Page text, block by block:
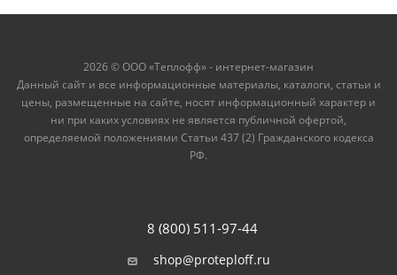
2026 © ООО «Теплофф» - интернет-магазин
Данный сайт и все информационные материалы, каталоги, статьи и
цены, размещенные на сайте, носят информационный характер и
ни при каких условиях не является публичной офертой,
определяемой положениями Статьи 437 (2) Гражданского кодекса
РФ.
8 (800) 511-97-44
shop@proteploff.ru